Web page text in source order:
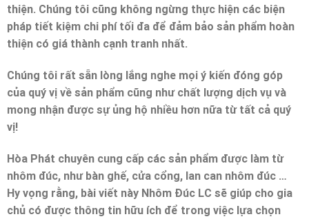
thiện. Chúng tôi cũng không ngừng thực hiện các biện
pháp tiết kiệm chi phí tối đa để đảm bảo sản phẩm hoàn
thiện có giá thành cạnh tranh nhất.
Chúng tôi rất sẵn lòng lắng nghe mọi ý kiến đóng góp
của quý vị về sản phẩm cũng như chất lượng dịch vụ và
mong nhận được sự ủng hộ nhiều hơn nữa từ tất cả quý
vị!
Hòa Phát chuyên cung cấp các sản phẩm được làm từ
nhôm đúc, như bàn ghế, cửa cổng, lan can nhôm đúc …
Hy vọng rằng, bài viết này Nhôm Đúc LC sẽ giúp cho gia
chủ có được thông tin hữu ích để trong việc lựa chọn